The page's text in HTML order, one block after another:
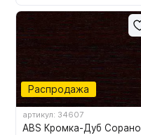
Распродажа
артикул: 34607
ABS Кромка-Дуб Сорано